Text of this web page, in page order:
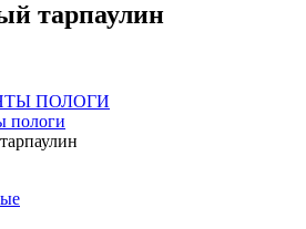
тарпаулин
ПОЛОГИ
пологи